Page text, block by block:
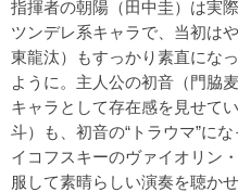
指揮者の朝陽（田中圭）は実
ツンデレ系キャラで、当初は
東龍汰）もすっかり素直にな
ように。主人公の初音（門脇
キャラとして存在感を見せて
斗）も、初音の“トラウマ”に
イコフスキーのヴァイオリン
服して素晴らしい演奏を聴か